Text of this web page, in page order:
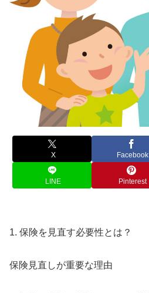
X Facebook
LINE Pinterest
1. 保険を見直す必要性とは？
保険見直しが重要な理由